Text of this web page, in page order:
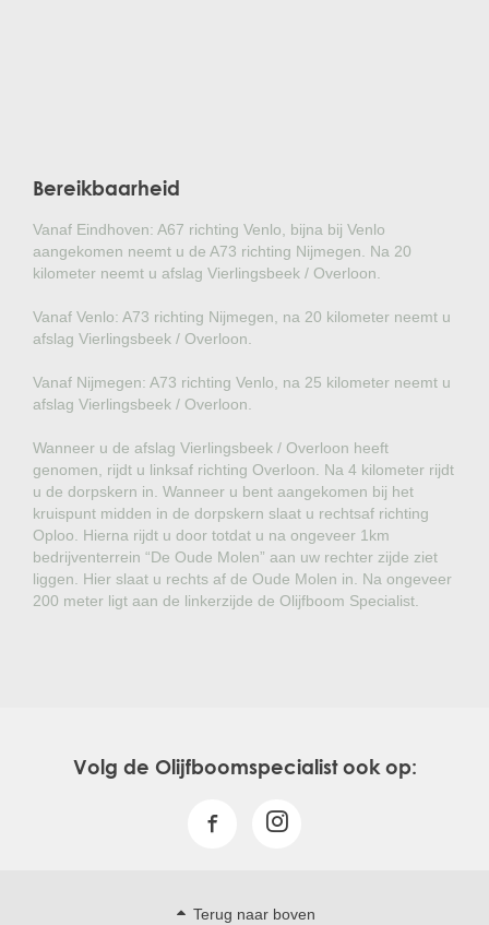
Bereikbaarheid
Vanaf Eindhoven: A67 richting Venlo, bijna bij Venlo
aangekomen neemt u de A73 richting Nijmegen. Na 20
kilometer neemt u afslag Vierlingsbeek / Overloon.
Vanaf Venlo: A73 richting Nijmegen, na 20 kilometer neemt u
afslag Vierlingsbeek / Overloon.
Vanaf Nijmegen: A73 richting Venlo, na 25 kilometer neemt u
afslag Vierlingsbeek / Overloon.
Wanneer u de afslag Vierlingsbeek / Overloon heeft
genomen, rijdt u linksaf richting Overloon. Na 4 kilometer rijdt
u de dorpskern in. Wanneer u bent aangekomen bij het
kruispunt midden in de dorpskern slaat u rechtsaf richting
Oploo. Hierna rijdt u door totdat u na ongeveer 1km
bedrijventerrein “De Oude Molen” aan uw rechter zijde ziet
liggen. Hier slaat u rechts af de Oude Molen in. Na ongeveer
200 meter ligt aan de linkerzijde de Olijfboom Specialist.
Volg de Olijfboomspecialist ook op:
Terug naar boven